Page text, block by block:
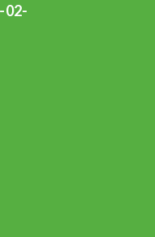
02-